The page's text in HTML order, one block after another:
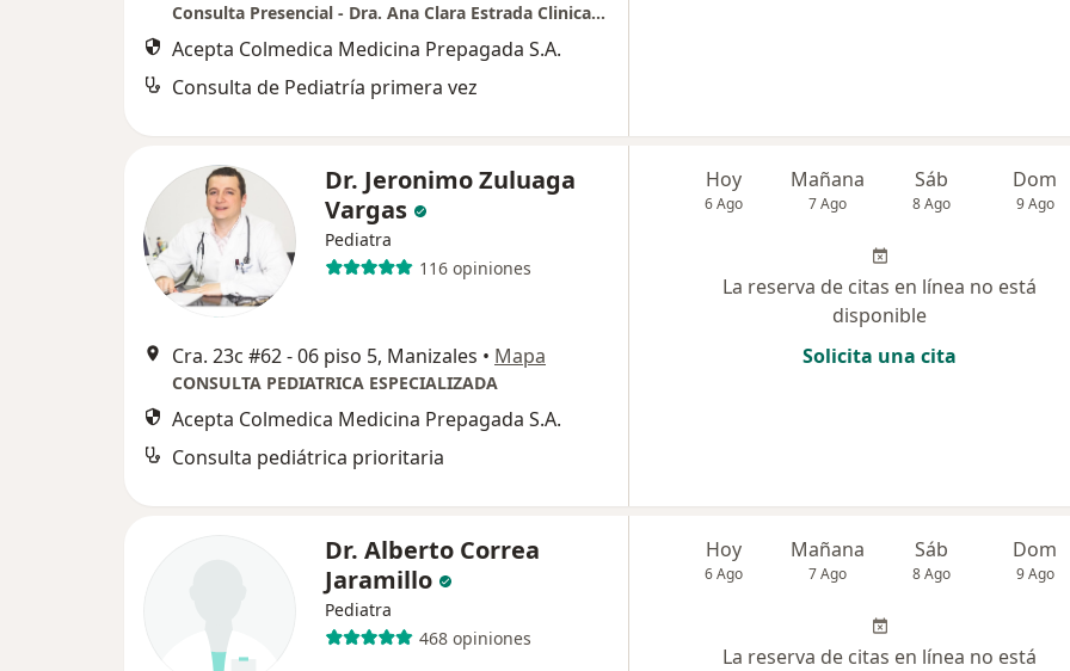
Consulta Presencial - Dra. Ana Clara Estrada Clinica Santillana
Acepta Colmedica Medicina Prepagada S.A.
Consulta de Pediatría primera vez
Dr. Jeronimo Zuluaga
Vargas
Pediatra
116 opiniones
Cra. 23c #62 - 06 piso 5, Manizales • Mapa
CONSULTA PEDIATRICA ESPECIALIZADA
Acepta Colmedica Medicina Prepagada S.A.
Consulta pediátrica prioritaria
Hoy
6 Ago
Mañana
7 Ago
Sáb
8 Ago
Dom
9 Ago
La reserva de citas en línea no está
disponible
Solicita una cita
Dr. Alberto Correa
Jaramillo
Pediatra
468 opiniones
Hoy
6 Ago
Mañana
7 Ago
Sáb
8 Ago
Dom
9 Ago
La reserva de citas en línea no está